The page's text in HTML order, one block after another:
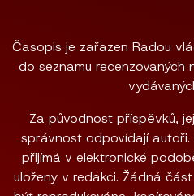
Časopis je zařazen Radou
do seznamu recenzovaných
Za původnost příspěvků,
správnost odpovídají autoři.
přijímá v elektronické
uloženy v redakci. Žádná